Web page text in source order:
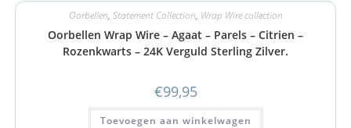
Oorbellen, Statement Collection, Wrap Wire collection
Oorbellen Wrap Wire – Agaat – Parels – Citrien –
Rozenkwarts – 24K Verguld Sterling Zilver.
€99,95
Toevoegen aan winkelwagen